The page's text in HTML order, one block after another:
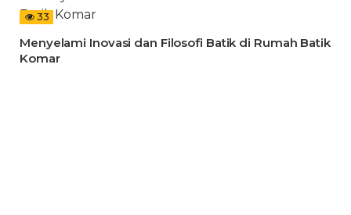
33
Menyelami Inovasi dan Filosofi Batik di Rumah Batik
Komar